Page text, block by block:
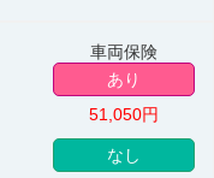
車両保険
あり
51,050円
なし